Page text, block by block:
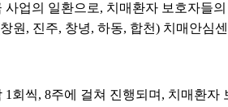
업의 일환으로, 치매환자 보호자들
원, 진주, 창녕, 하동, 합천) 치매안심
회씩, 8주에 걸쳐 진행되며, 치매환